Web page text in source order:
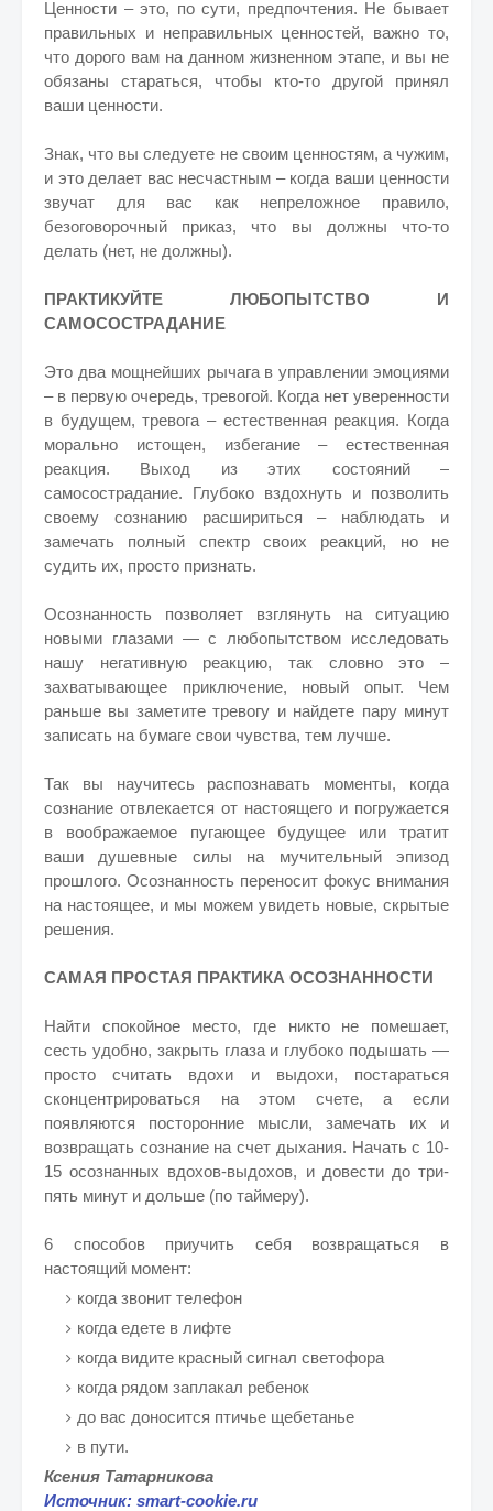
Ценности – это, по сути, предпочтения. Не бывает
правильных и неправильных ценностей, важно то,
что дорого вам на данном жизненном этапе, и вы не
обязаны стараться, чтобы кто-то другой принял
ваши ценности.
Знак, что вы следуете не своим ценностям, а чужим,
и это делает вас несчастным – когда ваши ценности
звучат для вас как непреложное правило,
безоговорочный приказ, что вы должны что-то
делать (нет, не должны).
ПРАКТИКУЙТЕ ЛЮБОПЫТСТВО И
САМОСОСТРАДАНИЕ
Это два мощнейших рычага в управлении эмоциями
– в первую очередь, тревогой. Когда нет уверенности
в будущем, тревога – естественная реакция. Когда
морально истощен, избегание – естественная
реакция. Выход из этих состояний –
самосострадание. Глубоко вздохнуть и позволить
своему сознанию расшириться – наблюдать и
замечать полный спектр своих реакций, но не
судить их, просто признать.
Осознанность позволяет взглянуть на ситуацию
новыми глазами — с любопытством исследовать
нашу негативную реакцию, так словно это –
захватывающее приключение, новый опыт. Чем
раньше вы заметите тревогу и найдете пару минут
записать на бумаге свои чувства, тем лучше.
Так вы научитесь распознавать моменты, когда
сознание отвлекается от настоящего и погружается
в воображаемое пугающее будущее или тратит
ваши душевные силы на мучительный эпизод
прошлого. Осознанность переносит фокус внимания
на настоящее, и мы можем увидеть новые, скрытые
решения.
САМАЯ ПРОСТАЯ ПРАКТИКА ОСОЗНАННОСТИ
Найти спокойное место, где никто не помешает,
сесть удобно, закрыть глаза и глубоко подышать —
просто считать вдохи и выдохи, постараться
сконцентрироваться на этом счете, а если
появляются посторонние мысли, замечать их и
возвращать сознание на счет дыхания. Начать с 10-
15 осознанных вдохов-выдохов, и довести до три-
пять минут и дольше (по таймеру).
6 способов приучить себя возвращаться в
настоящий момент:
когда звонит телефон
когда едете в лифте
когда видите красный сигнал светофора
когда рядом заплакал ребенок
до вас доносится птичье щебетанье
в пути.
Ксения Татарникова
Источник: smart-cookie.ru